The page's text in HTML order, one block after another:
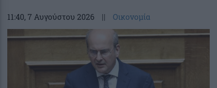
11:40, 7 Αυγούστου 2026 || Οικονομία